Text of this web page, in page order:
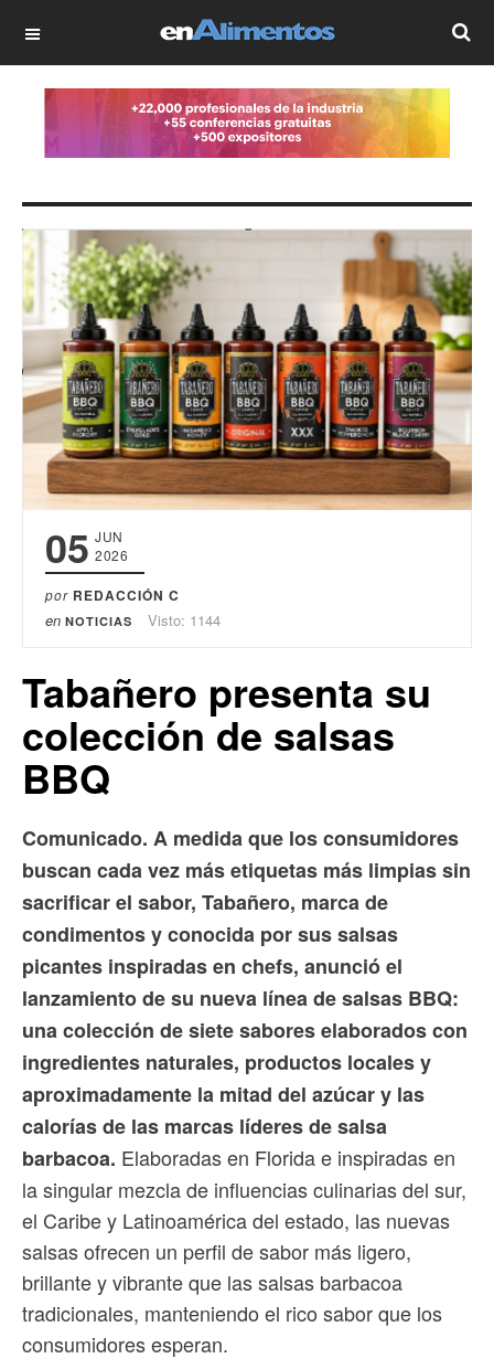
OFF CANVAS
05 JUN
2026
por REDACCIÓN C
en NOTICIAS Visto: 1144
Tabañero presenta su
colección de salsas
BBQ
Comunicado. A medida que los consumidores
buscan cada vez más etiquetas más limpias sin
sacrificar el sabor, Tabañero, marca de
condimentos y conocida por sus salsas
picantes inspiradas en chefs, anunció el
lanzamiento de su nueva línea de salsas BBQ:
una colección de siete sabores elaborados con
ingredientes naturales, productos locales y
aproximadamente la mitad del azúcar y las
calorías de las marcas líderes de salsa
barbacoa. Elaboradas en Florida e inspiradas en
la singular mezcla de influencias culinarias del sur,
el Caribe y Latinoamérica del estado, las nuevas
salsas ofrecen un perfil de sabor más ligero,
brillante y vibrante que las salsas barbacoa
tradicionales, manteniendo el rico sabor que los
consumidores esperan.